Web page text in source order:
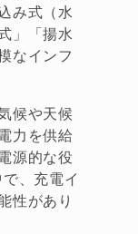
み式（水
」「揚水
なインフ
候や天候
力を供給
源的な役
、充電イ
性があり